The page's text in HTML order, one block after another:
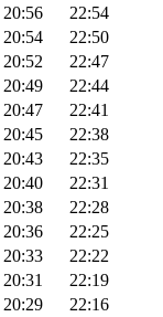
20:56
22:54
20:54
22:50
20:52
22:47
20:49
22:44
20:47
22:41
20:45
22:38
20:43
22:35
20:40
22:31
20:38
22:28
20:36
22:25
20:33
22:22
20:31
22:19
20:29
22:16